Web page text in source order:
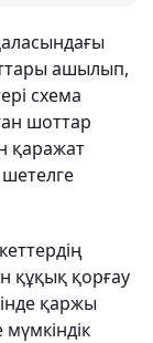
ашылып,
схема
шоттар
қаражат
шетелге
құқық қорғау
қаржы